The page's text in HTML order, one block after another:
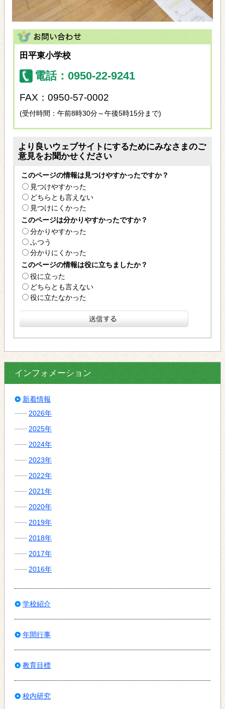
田平東小学校
電話：0950-22-9241
FAX：0950-57-0002
(受付時間：午前8時30分～午後5時15分まで)
より良いウェブサイトにするためにみなさまのご
意見をお聞かせください
このページの情報は見つけやすかったですか？
見つけやすかった
どちらとも言えない
見つけにくかった
このページは分かりやすかったですか？
分かりやすかった
ふつう
分かりにくかった
このページの情報は役に立ちましたか？
役に立った
どちらとも言えない
役に立たなかった
インフォメーション
新着情報
2026年
2025年
2024年
2023年
2022年
2021年
2020年
2019年
2018年
2017年
2016年
学校紹介
年間行事
教育目標
校内研究